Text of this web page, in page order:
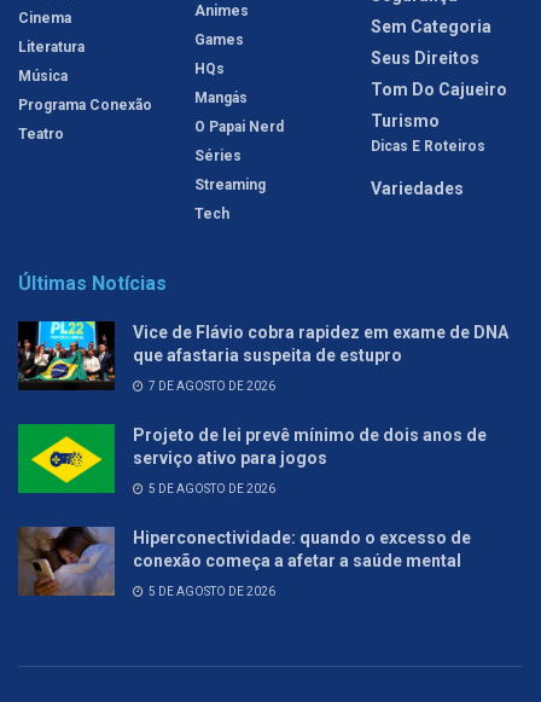
Cinema
Literatura
Música
Programa Conexão
Teatro
Animes
Games
HQs
Mangás
O Papai Nerd
Séries
Streaming
Tech
Sem Categoria
Seus Direitos
Tom Do Cajueiro
Turismo
Dicas E Roteiros
Variedades
Últimas Notícias
Vice de Flávio cobra rapidez em exame de DNA
que afastaria suspeita de estupro
7 DE AGOSTO DE 2026
Projeto de lei prevê mínimo de dois anos de
serviço ativo para jogos
5 DE AGOSTO DE 2026
Hiperconectividade: quando o excesso de
conexão começa a afetar a saúde mental
5 DE AGOSTO DE 2026